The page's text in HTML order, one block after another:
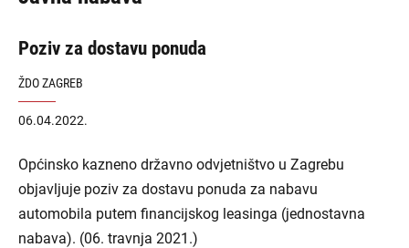
Poziv za dostavu ponuda
ŽDO ZAGREB
06.04.2022.
Općinsko kazneno državno odvjetništvo u Zagrebu
objavljuje poziv za dostavu ponuda za nabavu
automobila putem financijskog leasinga (jednostavna
nabava). (06. travnja 2021.)